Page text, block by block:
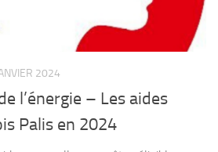
2024
l’énergie – Les aides
Palis en 2024